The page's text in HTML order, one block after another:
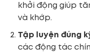
khởi động giúp
và khớp.
Tập luyện đúng
các động tác